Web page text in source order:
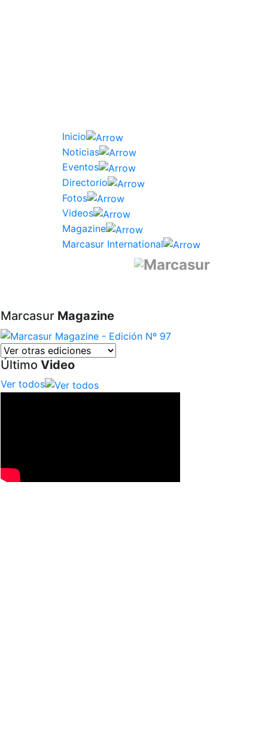
Inicio
Noticias
Eventos
Directorio
Fotos
Videos
Magazine
Marcasur International
Marcasur Magazine
Último Video
Ver todos